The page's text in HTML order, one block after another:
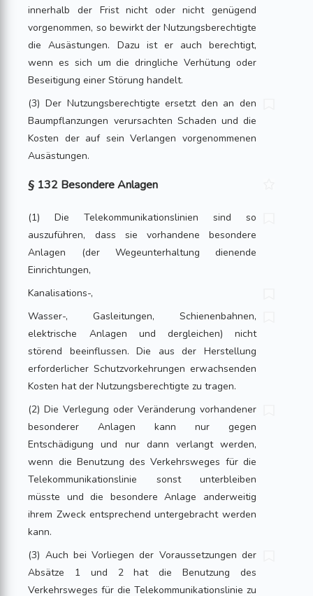
innerhalb der Frist nicht oder nicht genügend
vorgenommen, so bewirkt der Nutzungsberechtigte
die Ausästungen. Dazu ist er auch berechtigt,
wenn es sich um die dringliche Verhütung oder
Beseitigung einer Störung handelt.
(3) Der Nutzungsberechtigte ersetzt den an den
Baumpflanzungen verursachten Schaden und die
Kosten der auf sein Verlangen vorgenommenen
Ausästungen.
§ 132 Besondere Anlagen
(1) Die Telekommunikationslinien sind so
auszuführen, dass sie vorhandene besondere
Anlagen (der Wegeunterhaltung dienende
Einrichtungen,
Kanalisations-,
Wasser-, Gasleitungen, Schienenbahnen,
elektrische Anlagen und dergleichen) nicht
störend beeinflussen. Die aus der Herstellung
erforderlicher Schutzvorkehrungen erwachsenden
Kosten hat der Nutzungsberechtigte zu tragen.
(2) Die Verlegung oder Veränderung vorhandener
besonderer Anlagen kann nur gegen
Entschädigung und nur dann verlangt werden,
wenn die Benutzung des Verkehrsweges für die
Telekommunikationslinie sonst unterbleiben
müsste und die besondere Anlage anderweitig
ihrem Zweck entsprechend untergebracht werden
kann.
(3) Auch bei Vorliegen der Voraussetzungen der
Absätze 1 und 2 hat die Benutzung des
Verkehrsweges für die Telekommunikationslinie zu